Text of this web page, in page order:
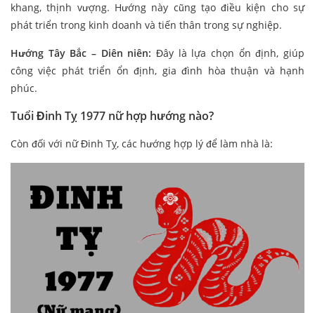
khang, thịnh vượng. Hướng này cũng tạo điều kiện cho sự
phát triển trong kinh doanh và tiến thân trong sự nghiệp.
Hướng Tây Bắc – Diên niên: Đây là lựa chọn ổn định, giúp
công việc phát triển ổn định, gia đình hòa thuận và hạnh
phúc.
Tuổi Đinh Tỵ 1977 nữ hợp hướng nào?
Còn đối với nữ Đinh Tỵ, các hướng hợp lý để làm nhà là: